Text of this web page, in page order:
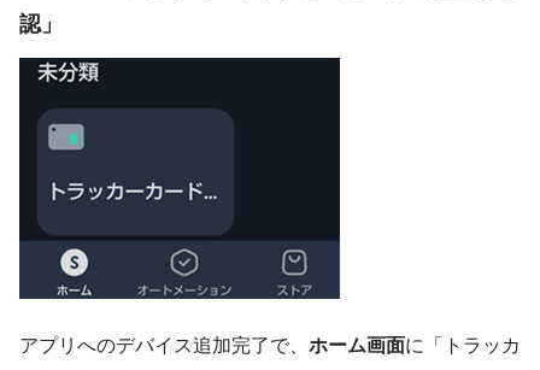
認」
アプリへのデバイス追加完了で、 ホーム画面に「トラッカ